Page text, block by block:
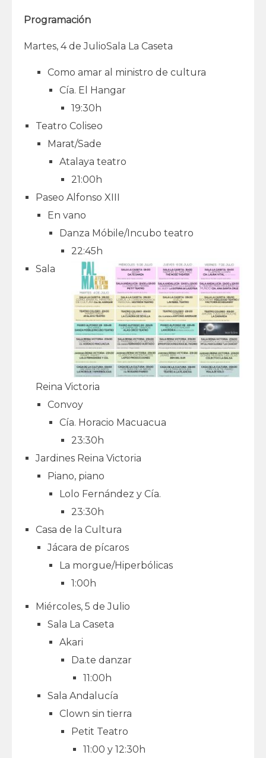
Programación
Martes, 4 de JulioSala La Caseta
Como amar al ministro de cultura
Cía. El Hangar
19:30h
Teatro Coliseo
Marat/Sade
Atalaya teatro
21:00h
Paseo Alfonso XIII
En vano
Danza Móbile/Incubo teatro
22:45h
Sala
Reina Victoria
Convoy
Cía. Horacio Macuacua
23:30h
Jardines Reina Victoria
Piano, piano
Lolo Fernández y Cía.
23:30h
Casa de la Cultura
Jácara de pícaros
La morgue/Hiperbólicas
1:00h
Miércoles, 5 de Julio
Sala La Caseta
Akari
Da.te danzar
11:00h
Sala Andalucía
Clown sin tierra
Petit Teatro
11:00 y 12:30h